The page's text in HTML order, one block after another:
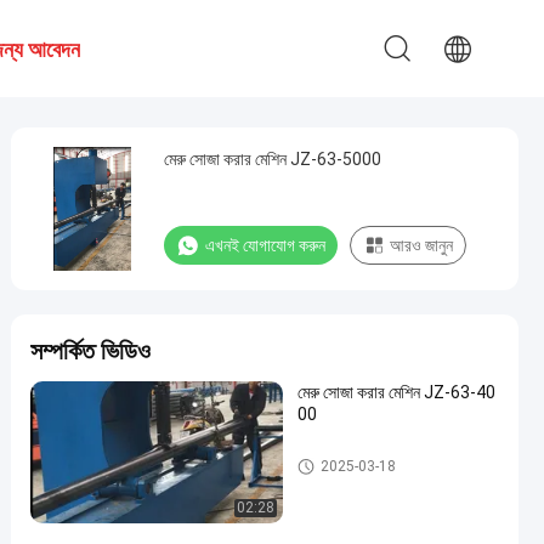
আবেদন
মেরু সোজা করার মেশিন JZ-63-5000
এখনই যোগাযোগ করুন আরও জানুন
সম্পর্কিত ভিডিও
02:28
মেরু সোজা করার মেশিন JZ-63-40
00
মেরু সোজা করার মেশিন
2025-03-18